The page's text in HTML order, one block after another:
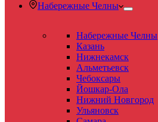
Набережные Челны
Набережные Челны
Казань
Нижнекамск
Альметьевск
Чебоксары
Йошкар-Ола
Нижний Новгород
Ульяновск